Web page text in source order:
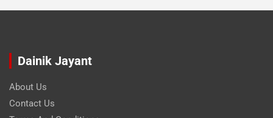
Dainik Jayant
About Us
Contact Us